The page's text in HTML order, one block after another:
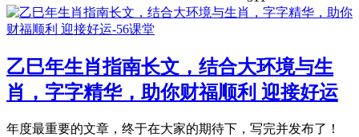
乙巳年生肖指南长文，结合大环境与生
肖，字字精华，助你财福顺利 迎接好运
年度最重要的文章，终于在大家的期待下，写完并发布了！